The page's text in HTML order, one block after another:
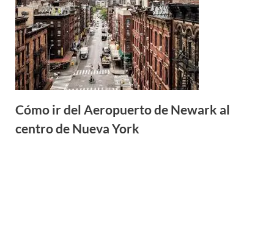
Cómo ir del Aeropuerto de Newark al
centro de Nueva York